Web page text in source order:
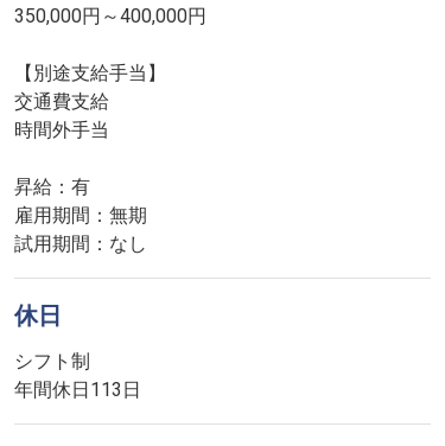
350,000円～400,000円
【別途支給手当】
交通費支給
時間外手当
昇給：有
雇用期間：無期
試用期間：なし
休日
シフト制
年間休日113日